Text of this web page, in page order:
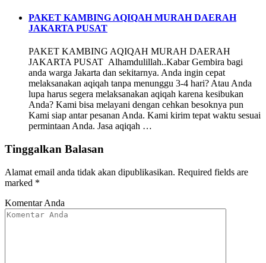
PAKET KAMBING AQIQAH MURAH DAERAH
JAKARTA PUSAT
PAKET KAMBING AQIQAH MURAH DAERAH
JAKARTA PUSAT Alhamdulillah..Kabar Gembira bagi
anda warga Jakarta dan sekitarnya. Anda ingin cepat
melaksanakan aqiqah tanpa menunggu 3-4 hari? Atau Anda
lupa harus segera melaksanakan aqiqah karena kesibukan
Anda? Kami bisa melayani dengan cehkan besoknya pun
Kami siap antar pesanan Anda. Kami kirim tepat waktu sesuai
permintaan Anda. Jasa aqiqah …
Tinggalkan Balasan
Alamat email anda tidak akan dipublikasikan. Required fields are
marked *
Komentar Anda